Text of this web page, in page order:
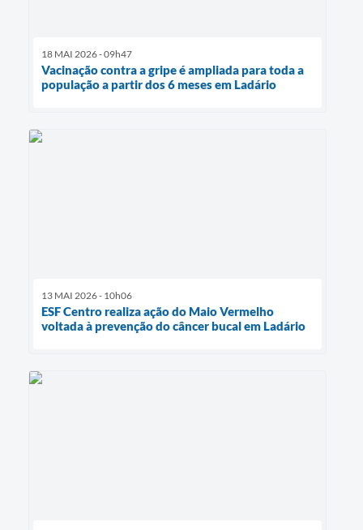
18 MAI 2026 - 09h47
Vacinação contra a gripe é ampliada para toda a
população a partir dos 6 meses em Ladário
13 MAI 2026 - 10h06
ESF Centro realiza ação do Maio Vermelho
voltada à prevenção do câncer bucal em Ladário